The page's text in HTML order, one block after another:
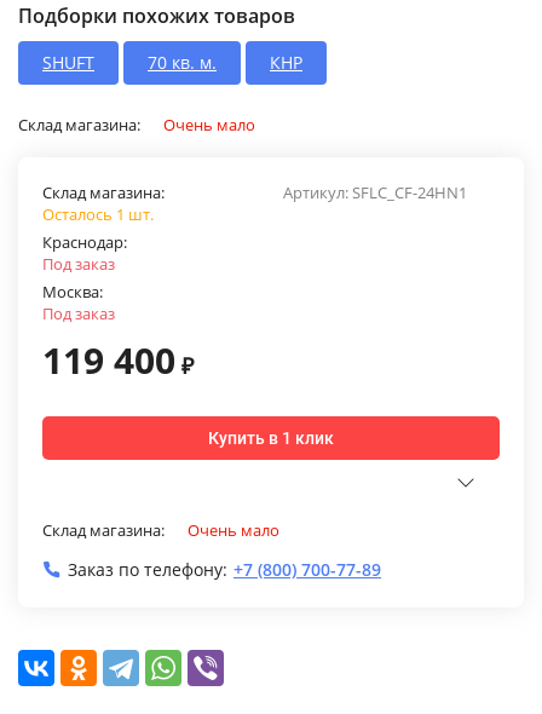
Подборки похожих товаров
SHUFT 70 кв. м. КНР
Склад магазина: Очень мало
Артикул: SFLC_CF-24HN1
Склад магазина:
Осталось 1 шт.
Краснодар:
Под заказ
Москва:
Под заказ
119 400 ₽
Купить в 1 клик
Склад магазина: Очень мало
Заказ по телефону: +7 (800) 700-77-89